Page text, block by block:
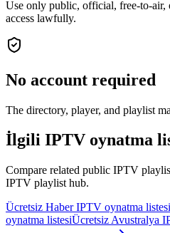
Use only public, official, free-to-air,
access lawfully.
No account required
The directory, player, and playlist
İlgili IPTV oynatma
Compare related public IPTV
IPTV playlist hub.
Ücretsiz Haber IPTV oynatma listesi
oynatma listesiÜcretsiz Avustralya